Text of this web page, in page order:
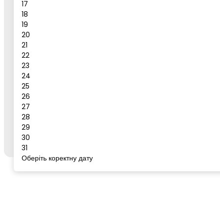
17
18
19
20
21
22
23
24
25
26
27
28
29
30
31
Оберіть коректну дату
Повідомлення
Щоб забронювати готель або тур, відкрийте цей
сервіс із сторінки бажаного готелю/туру на